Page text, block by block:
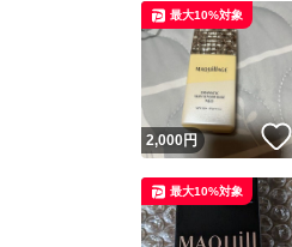
2,000円
最大10%対象
最大10%対象